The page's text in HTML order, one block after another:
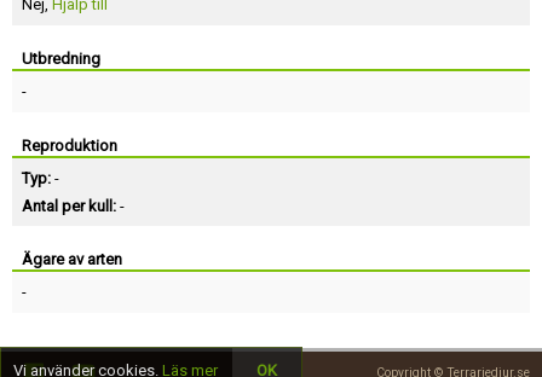
Nej, Hjälp till
Utbredning
-
Reproduktion
Typ: -
Antal per kull: -
Ägare av arten
-
Copyright © Terrariedjur.se
Vi använder cookies. Läs mer OK